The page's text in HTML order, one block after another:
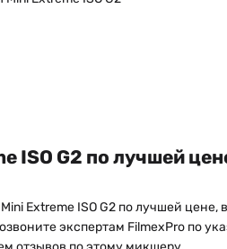
ISO G2 по лучшей
Extreme ISO G2 по лучшей цене,
экспертам FilmexPro по